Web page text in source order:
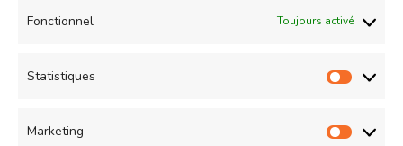
Fonctionnel Toujours activé
Statistiques
Marketing
Lasagnes au poulet et champignons